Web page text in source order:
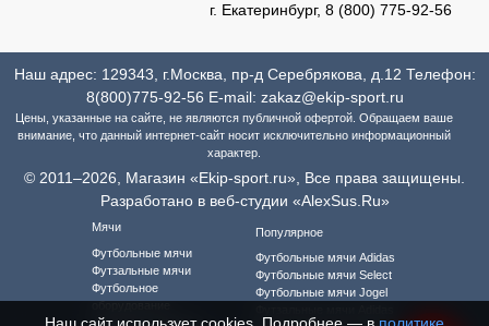
г. Екатеринбург, 8 (800) 775-92-56
Наш адрес: 129343, г.Москва, пр-д Серебрякова, д.12 Телефон:
8(800)775-92-56 E-mail: zakaz@ekip-sport.ru
Цены, указанные на сайте, не являются публичной офертой. Обращаем ваше
внимание, что данный интернет-сайт носит исключительно информационный
характер.
© 2011–2026, Магазин «Ekip-sport.ru», Все права защищены.
Разработано в веб-студии «AlexSus.Ru»
Мячи
Футбольные мячи
Футзальные мячи
Футбольное
оборудование
Футбольная форма
Популярное
Футбольные мячи Adidas
Футбольные мячи Select
Футбольные мячи Jogel